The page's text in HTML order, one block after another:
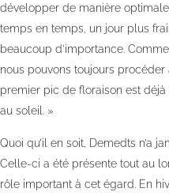
développer de manière
temps en temps, un jour plus
beaucoup d’importance.
nous pouvons toujours procéder
premier pic de floraison est déjà
au soleil. »
Quoi qu’il en soit, Demedts n’a
Celle-ci a été présente tout au
rôle important à cet égard. En